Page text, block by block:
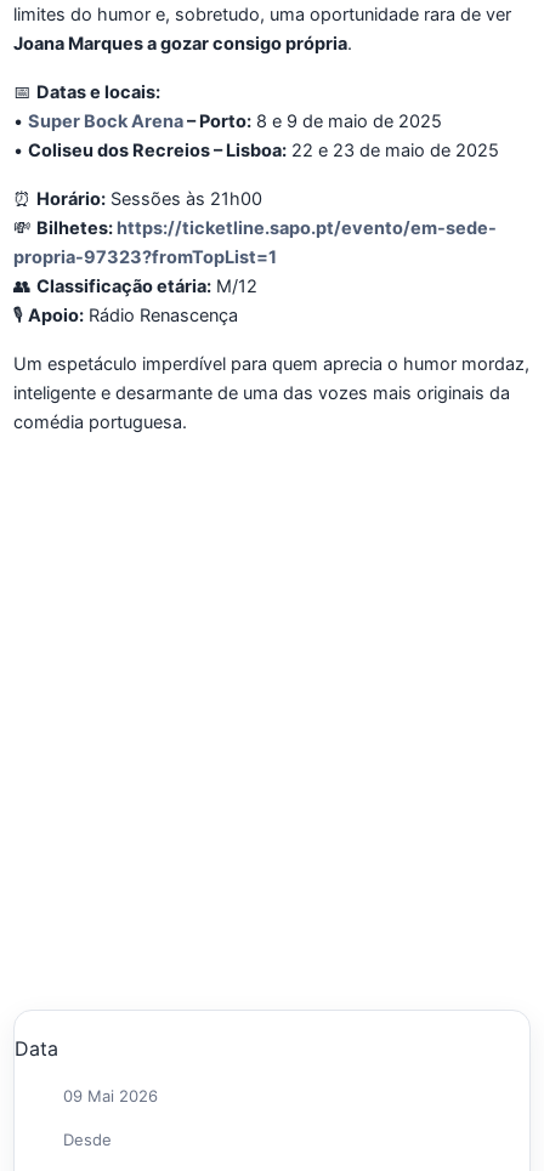
limites do humor e, sobretudo, uma oportunidade rara de ver
Joana Marques a gozar consigo própria.
📅 Datas e locais:
• Super Bock Arena– Porto: 8 e 9 de maio de 2025
• Coliseu dos Recreios – Lisboa: 22 e 23 de maio de 2025
⏰ Horário: Sessões às 21h00
💸 Bilhetes:https://ticketline.sapo.pt/evento/em-sede-
propria-97323?fromTopList=1
👥 Classificação etária: M/12
🎙️ Apoio: Rádio Renascença
Um espetáculo imperdível para quem aprecia o humor mordaz,
inteligente e desarmante de uma das vozes mais originais da
comédia portuguesa.
Data
09 Mai 2026
Desde